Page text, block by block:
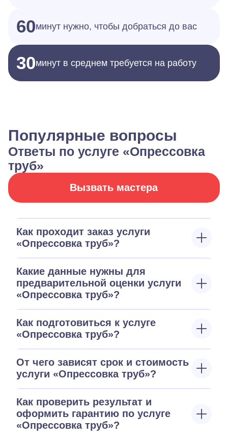
60минут нужно, чтобы добраться до вас
30минут в среднем требуется на работу
Популярные вопросы
Ответы по услуге «Опрессовка
труб»
Вызвать мастера
Как проходит заказ услуги
«Опрессовка труб»?
Какие данные нужны для
предварительной оценки услуги
«Опрессовка труб»?
Как подготовиться к услуге
«Опрессовка труб»?
От чего зависят срок и стоимость
услуги «Опрессовка труб»?
Как проверить результат и
оформить гарантию по услуге
«Опрессовка труб»?